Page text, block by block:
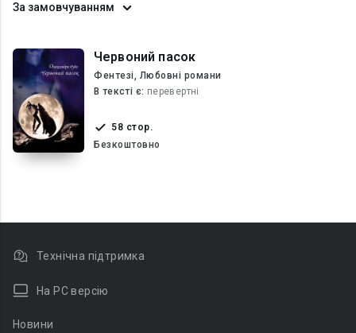
За замовчуванням
Червоний пасок
Фентезі, Любовні романи
В текcті є: перевертні
58 стор.
Безкоштовно
Технічна підтримка
На PC версію
Новини